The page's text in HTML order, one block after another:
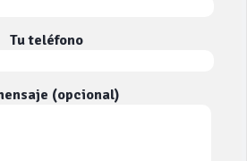
Tu teléfono
(opcional)